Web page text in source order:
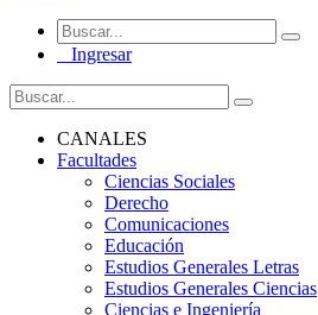
Ingresar
CANALES
Facultades
Ciencias Sociales
Derecho
Comunicaciones
Educación
Estudios Generales Letras
Estudios Generales Ciencias
Ciencias e Ingeniería